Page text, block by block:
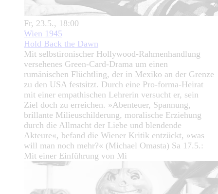
Fr, 23.5., 18:00
Wien 1945
Hold Back the Dawn
Mit selbstironischer Hollywood-Rahmenhandlung
versehenes Green-Card-Drama um einen
rumänischen Flüchtling, der in Mexiko an der Grenze
zu den USA festsitzt. Durch eine Pro-forma-Heirat
mit einer empathischen Lehrerin versucht er, sein
Ziel doch zu erreichen. »Abenteuer, Spannung,
brillante Milieuschilderung, moralische Erziehung
durch die Allmacht der Liebe und blendende
Akteure«, befand die Wiener Kritik entzückt, »was
will man noch mehr?« (Michael Omasta) Sa 17.5.:
Mit einer Einführung von Mi